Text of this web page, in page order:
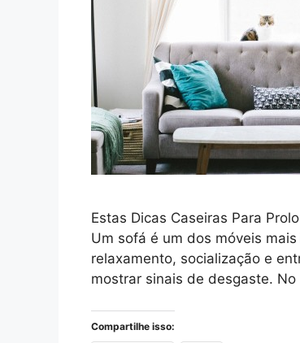
Estas Dicas Caseiras Para
Um sofá é um dos móveis
relaxamento, socialização e
mostrar sinais de desgaste.
Compartilhe isso: